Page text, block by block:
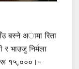
बस्ने अामा रिता
र भाउजु निर्मला
रू १५,०००।-